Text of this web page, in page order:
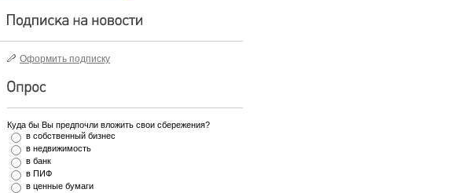
Оформить подписку
Куда бы Вы предпочли вложить свои сбережения?
в собственный бизнес
в недвижимость
в банк
в ПИФ
в ценные бумаги